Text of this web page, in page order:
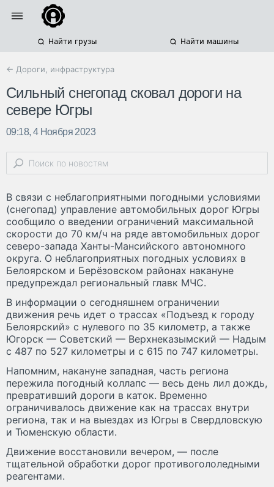
Найти грузы Найти машины
← Дороги, инфраструктура
Сильный снегопад сковал дороги на
севере Югры
09:18, 4 Ноября 2023
В связи с неблагоприятными погодными условиями
(снегопад) управление автомобильных дорог Югры
сообщило о введении ограничений максимальной
скорости до 70 км/ч на ряде автомобильных дорог
северо-запада Ханты-Мансийского автономного
округа. О неблагоприятных погодных условиях в
Белоярском и Берёзовском районах накануне
предупреждал региональный главк МЧС.
В информации о сегодняшнем ограничении
движения речь идет о трассах «Подъезд к городу
Белоярский» с нулевого по 35 километр, а также
Югорск — Советский — Верхнеказымский — Надым
с 487 по 527 километры и с 615 по 747 километры.
Напомним, накануне западная, часть региона
пережила погодный коллапс — весь день лил дождь,
превративший дороги в каток. Временно
ограничивалось движение как на трассах внутри
региона, так и на выездах из Югры в Свердловскую
и Тюменскую области.
Движение восстановили вечером, — после
тщательной обработки дорог противогололедными
реагентами.